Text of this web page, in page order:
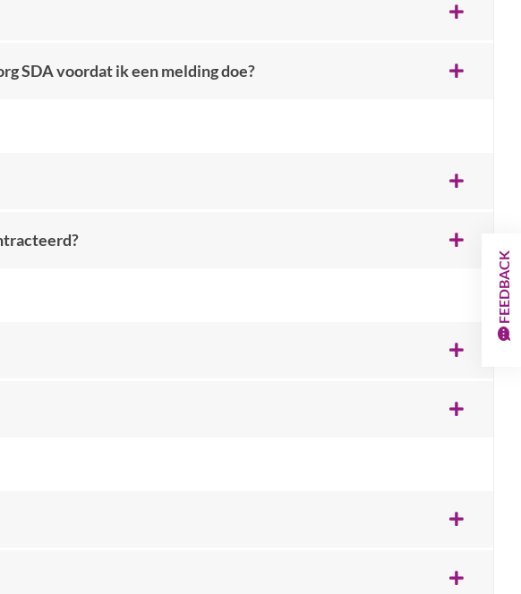
SDA voordat ik een melding doe?
FEEDBACK